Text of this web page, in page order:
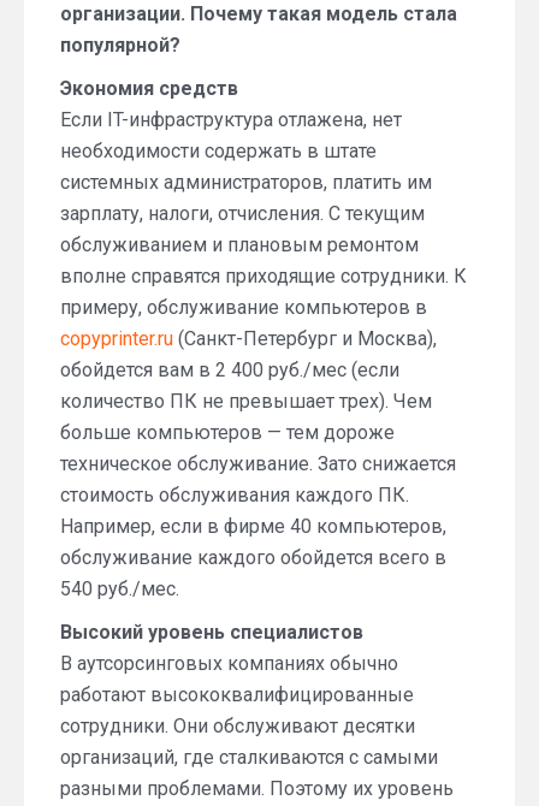
организации. Почему такая модель стала
популярной?
Экономия средств
Если IT-инфраструктура отлажена, нет
необходимости содержать в штате
системных администраторов, платить им
зарплату, налоги, отчисления. С текущим
обслуживанием и плановым ремонтом
вполне справятся приходящие сотрудники. К
примеру, обслуживание компьютеров в
copyprinter.ru (Санкт-Петербург и Москва),
обойдется вам в 2 400 руб./мес (если
количество ПК не превышает трех). Чем
больше компьютеров — тем дороже
техническое обслуживание. Зато снижается
стоимость обслуживания каждого ПК.
Например, если в фирме 40 компьютеров,
обслуживание каждого обойдется всего в
540 руб./мес.
Высокий уровень специалистов
В аутсорсинговых компаниях обычно
работают высококвалифицированные
сотрудники. Они обслуживают десятки
организаций, где сталкиваются с самыми
разными проблемами. Поэтому их уровень